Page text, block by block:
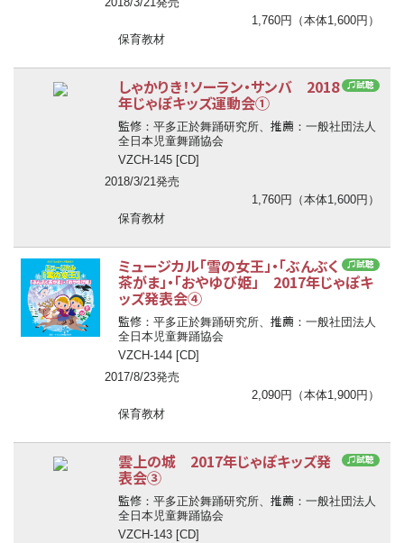
1,760円（本体1,600円）
保育教材
♫試聴
しゃかりき！ソーラン・サンバ 2018
年じゃぽキッズ運動会①
監修 ：平多正於舞踊研究所、 推薦 ：一般社団法人
全日本児童舞踊協会
VZCH-145 [CD]
2018/3/21発売
1,760円（本体1,600円）
保育教材
♫試聴
ミュージカル「雪の女王」・「ぶんぶく
茶がま」・「おやゆび姫」 2017年じゃぽキ
ッズ発表会④
監修 ：平多正於舞踊研究所、 推薦 ：一般社団法人
全日本児童舞踊協会
VZCH-144 [CD]
2017/8/23発売
2,090円（本体1,900円）
保育教材
♫試聴
雲上の城 2017年じゃぽキッズ発
表会③
監修 ：平多正於舞踊研究所、 推薦 ：一般社団法人
全日本児童舞踊協会
VZCH-143 [CD]